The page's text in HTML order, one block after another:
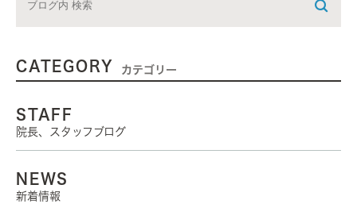
CATEGORY カテゴリー
STAFF
院長、スタッフブログ
NEWS
新着情報